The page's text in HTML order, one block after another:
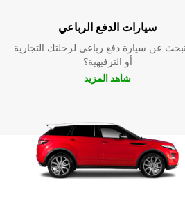
سيارات الدفع الرباعي
عن سيارة دفع رباعي لرحلتك التجارية
أو الترفيهية؟
شاهد المزيد